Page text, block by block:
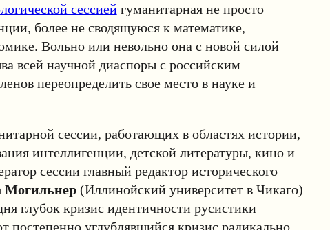
сессиейгуманитарная не просто
более не сводящуюся к математике,
Вольно или невольно она с новой силой
всей научной диаспоры с российским
переопределить свое место в науке и
сессии, работающих в областях истории,
интеллигенции, детской литературы, кино и
сессии главный редактор исторического
(Иллинойский университет в Чикаго)
глубок кризис идентичности русистики
постепенно углублявшийся кризис радикально